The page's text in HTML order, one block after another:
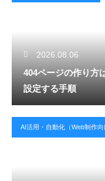
2026.08.06
404ページの作り方
設定する手順
AI活用・自動化（Web制作向